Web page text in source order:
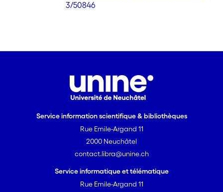
3/50846
Service information scientifique & bibliothèques
Rue Emile-Argand 11
2000 Neuchâtel
contact.libra@unine.ch
Service informatique et télématique
Rue Emile-Argand 11